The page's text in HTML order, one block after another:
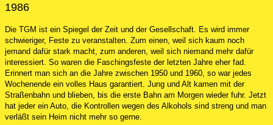
1986
Die TGM ist ein Spiegel der Zeit und der Gesellschaft. Es wird immer
schwieriger, Feste zu veranstalten. Zum einen, weil sich kaum noch
jemand dafür stark macht, zum anderen, weil sich niemand mehr dafür
interessiert. So waren die Faschingsfeste der letzten Jahre eher fad.
Erinnert man sich an die Jahre zwischen 1950 und 1960, so war jedes
Wochenende ein volles Haus garantiert. Jung und Alt kamen mit der
Straßenbahn und blieben, bis die erste Bahn am Morgen wieder fuhr. Jetzt
hat jeder ein Auto, die Kontrollen wegen des Alkohols sind streng und man
verläßt sein Heim nicht mehr so gerne.